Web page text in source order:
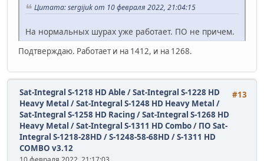
Цитата: sergijuk от 10 февраля 2022, 21:04:15
На нормальных шурах уже работает. ПО не причем.
Подтверждаю. Работает и на 1412, и на 1268.
#13
Sat-Integral S-1218 HD Able / Sat-Integral S-1228 HD
Heavy Metal / Sat-Integral S-1248 HD Heavy Metal /
Sat-Integral S-1258 HD Racing / Sat-Integral S-1268 HD
Heavy Metal / Sat-Integral S-1311 HD Combo/ ПО Sat-
Integral S-1218-28HD / S-1248-58-68HD / S-1311 HD
COMBO v3.12